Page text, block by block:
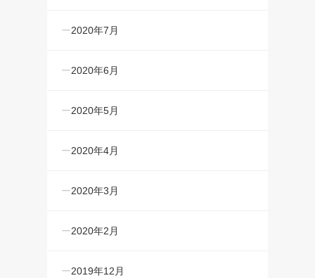
2020年7月
2020年6月
2020年5月
2020年4月
2020年3月
2020年2月
2019年12月